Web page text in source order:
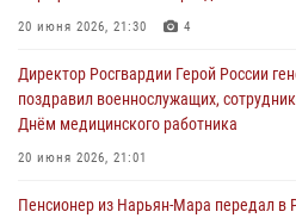
20 июня 2026, 21:30 4
Директор Росгвардии Герой России
поздравил военнослужащих,
Днём медицинского работника
20 июня 2026, 21:01
Пенсионер из Нарьян-Мара передал в